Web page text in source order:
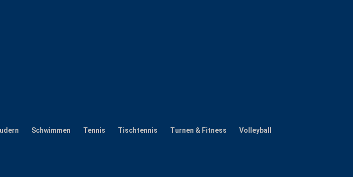
Schwimmen Tennis Tischtennis Turnen & Fitness
Volleyball